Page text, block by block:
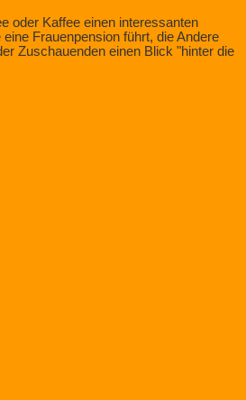
oder Kaffee einen interessanten
Frauenpension führt, die Andere
Zuschauenden einen Blick "hinter die